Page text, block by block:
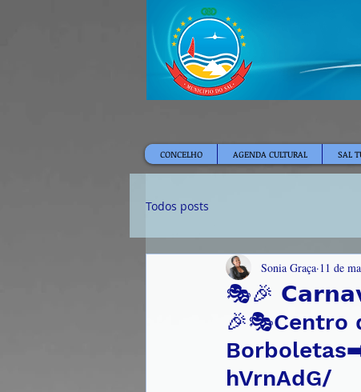
CONCELHO AGENDA CULTURAL SAL
Todos posts
🎭🎉
hVrnAdG/
Sonia Graça 11 de